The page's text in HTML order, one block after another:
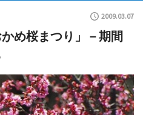
2009.03.07
め桜まつり」－期間